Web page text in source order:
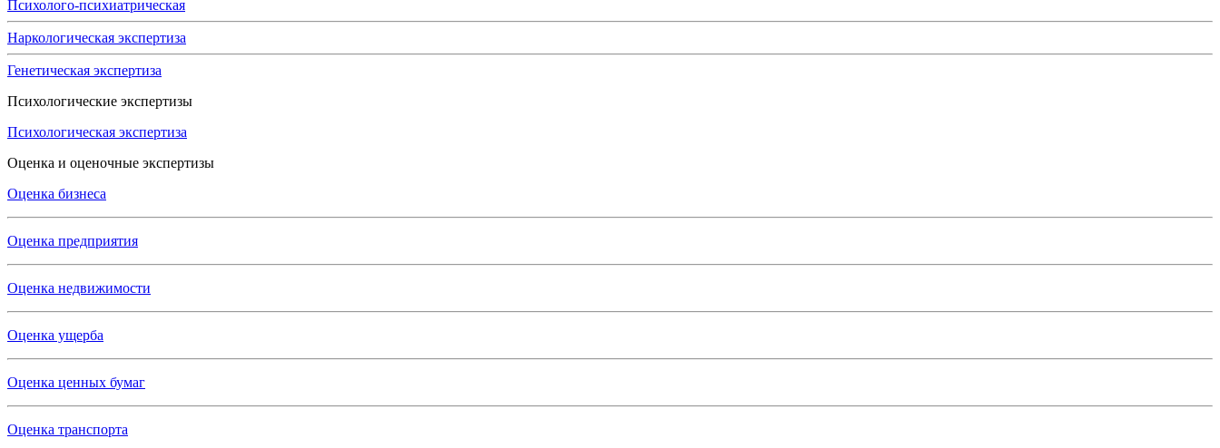
Психолого-психиатрическая
Наркологическая экспертиза
Генетическая экспертиза
Психологические экспертизы
Психологическая экспертиза
Оценка и оценочные экспертизы
Оценка бизнеса
Оценка предприятия
Оценка недвижимости
Оценка ущерба
Оценка ценных бумаг
Оценка транспорта